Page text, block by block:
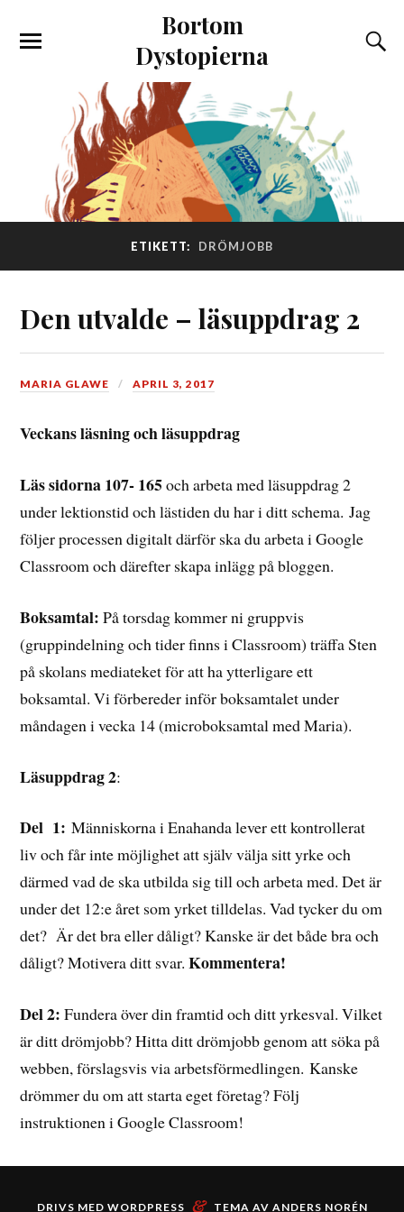
Bortom
Dystopierna
ETIKETT: DRÖMJOBB
Den utvalde – läsuppdrag 2
MARIA GLAWE APRIL 3, 2017
Veckans läsning och läsuppdrag
Läs sidorna 107- 165och arbeta med läsuppdrag 2
under lektionstid och lästiden du har i ditt schema.Jag
följer processen digitalt därför ska du arbeta i Google
Classroom och därefter skapa inlägg på bloggen.
Boksamtal: På torsdag kommer ni gruppvis
(gruppindelning och tider finns i Classroom) träffa Sten
på skolans mediateket för att ha ytterligare ett
boksamtal. Vi förbereder inför boksamtalet under
måndagen i vecka 14 (microboksamtal med Maria).
Läsuppdrag 2:
Del 1:Människorna i Enahanda lever ett kontrollerat
liv och får inte möjlighet att själv välja sitt yrke och
därmed vad de ska utbilda sig till och arbeta med. Det är
under det 12:e året som yrket tilldelas. Vad tycker du om
det? Är det bra eller dåligt? Kanske är det både bra och
dåligt? Motivera ditt svar.Kommentera!
Del 2: Fundera över din framtid och ditt yrkesval. Vilket
är ditt drömjobb? Hitta ditt drömjobb genom att söka på
webben, förslagsvis via arbetsförmedlingen.Kanske
drömmer du om att starta eget företag? Följ
instruktionen i Google Classroom!
DRIVS MED WORDPRESS & TEMA AV ANDERS NORÉN